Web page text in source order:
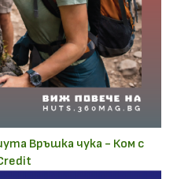
Връшка чука - Ком с